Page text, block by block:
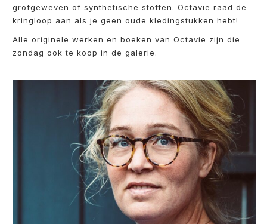
grofgeweven of synthetische stoffen. Octavie raad de
kringloop aan als je geen oude kledingstukken hebt!
Alle originele werken en boeken van Octavie zijn die
zondag ook te koop in de galerie.